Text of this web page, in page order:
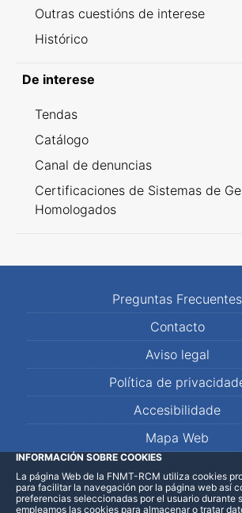
Outras cuestións de interese
Histórico
De interese
Tendas
Catálogo
Canal de denuncias
Certificaciones de Sistemas de
Homologados
Preguntas Frecuentes
Contacto
Aviso legal
Política de
Accesibilidade
Mapa Web
LinkedInFacebookWhatsApp
INFORMACIÓN SOBRE COOKIES
La página Web de la FNMT-RCM utiliza cookies
para facilitar la navegación por la página web así
preferencias seleccionadas por el usuario durante
empleamos las cookies para almacenar o tratar